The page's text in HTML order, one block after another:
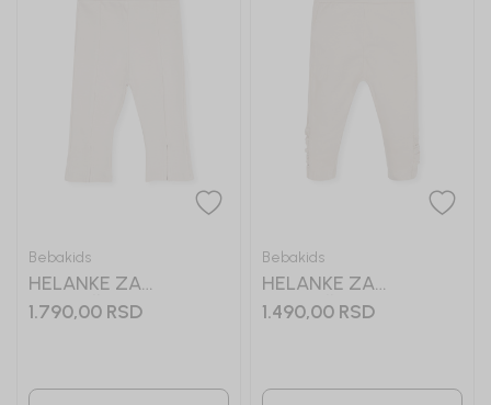
Bebakids
HELANKE ZA
DEVOJČICE LUIZA
1.790,00 RSD
Bebakids
HELANKE ZA
DEVOJČICE VIDA
1.490,00 RSD